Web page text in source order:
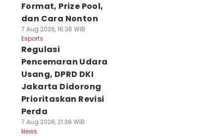
Format, Prize Pool,
dan Cara Nonton
7 Aug 2026, 16:36 WIB
Esports
Regulasi
Pencemaran Udara
Usang, DPRD DKI
Jakarta Didorong
Prioritaskan Revisi
Perda
7 Aug 2026, 21:38 WIB
News